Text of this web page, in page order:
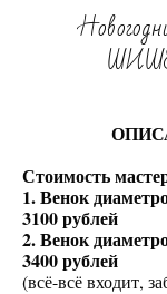
Стоимость
1. Венок
3100 рублей
2. Венок
3400 рублей
(всё-всё входит,